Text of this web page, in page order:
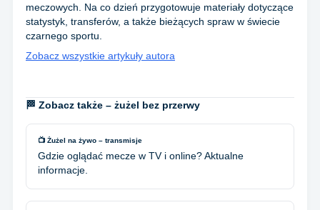
meczowych. Na co dzień przygotowuje materiały dotyczące
statystyk, transferów, a także bieżących spraw w świecie
czarnego sportu.
Zobacz wszystkie artykuły autora
🏁 Zobacz także – żużel bez przerwy
📺 Żużel na żywo – transmisje
Gdzie oglądać mecze w TV i online? Aktualne
informacje.